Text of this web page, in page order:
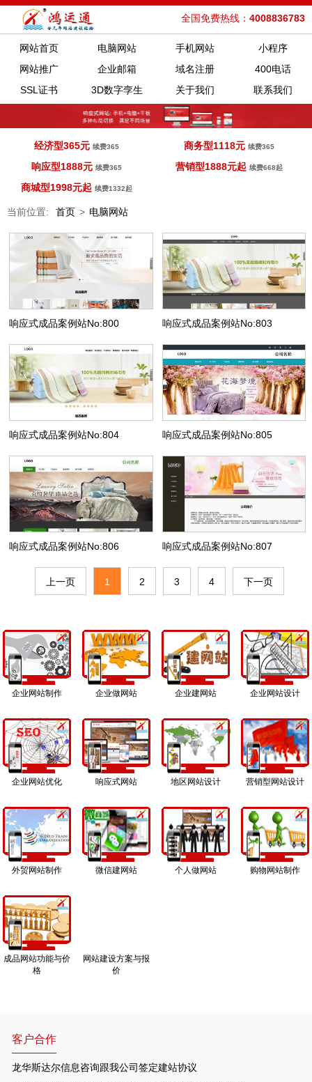
全国免费热线： 4008836783
网站首页 电脑网站 手机网站
小程序
网站推广
企业邮箱 域名注册
400电话
SSL证书
3D数字孪生 关于我们 联系我们
经济型365元 续费365 商务型1118元续费365
响应型1888元 续费365 营销型1888元起续费668起
商城型1998元起 续费1332起
当前位置: 首页 > 电脑网站
响应式成品案例站No:800 响应式成品案例站No:803
响应式成品案例站No:804 响应式成品案例站No:805
响应式成品案例站No:806 响应式成品案例站No:807
上一页 1 2 3 4 下一页
企业网站制作 企业做网站 企业建网站 企业网站设计
企业网站优化 响应式网站 地区网站设计 营销型网站设计
外贸网站制作 微信建网站 个人做网站 购物网站制作
成品网站功能与价
格
网站建设方案与报
价
客户合作
龙华斯达尔信息咨询跟我公司签定建站协议